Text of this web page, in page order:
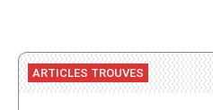
ARTICLES TROUVES